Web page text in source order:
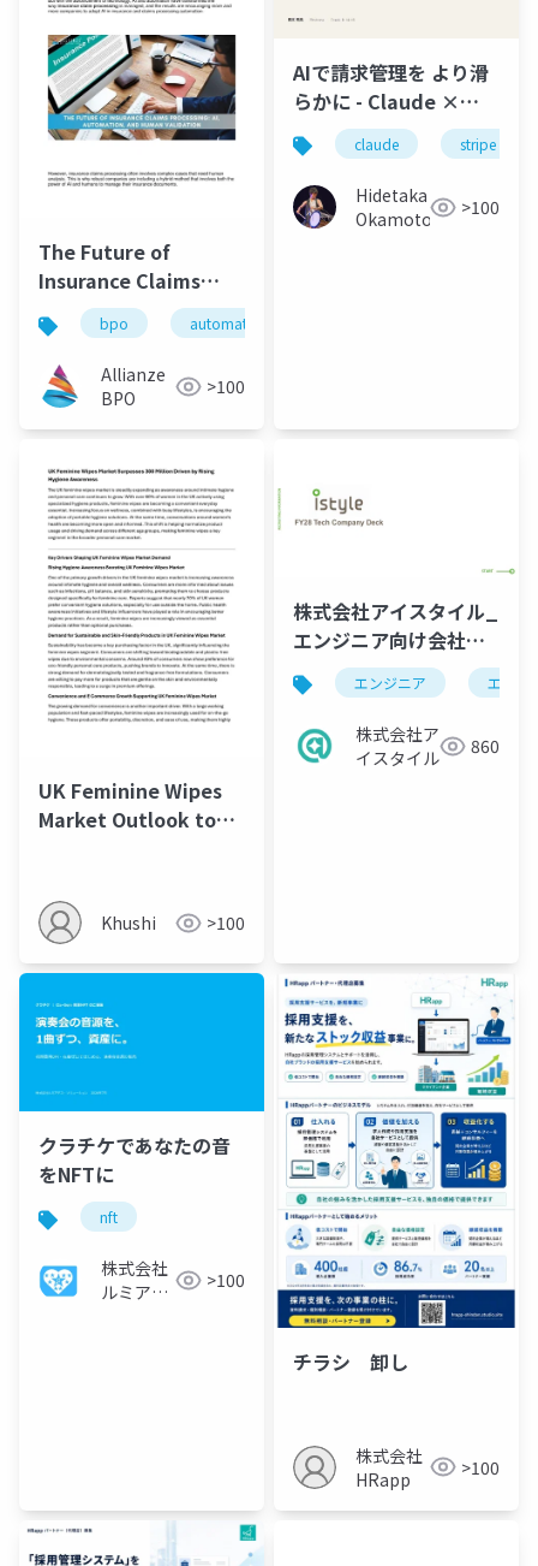
The Future of
Insurance Claims
Processing, AI,
Automation, and
Human Validation
bpo automation
Allianze
BPO
>100
AIで請求管理を より滑
らかに - Claude ×
Stripe による、新しい
請求管理
claude stripe
Hidetaka
Okamoto
>100
UK Feminine Wipes
Market Outlook to
Khushi >100
株式会社アイスタイル_
エンジニア向け会社説
明資料エンジニア エンジ
株式会社ア
イスタイル
860
クラチケであなたの音
をNFTに
nft
株式会社
ルミアデ
>100
チラシ 卸し
株式会社
HRapp
>100